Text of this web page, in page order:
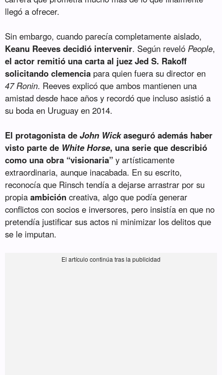
llegó a ofrecer.
Sin embargo, cuando parecía completamente aislado,
Keanu Reeves decidió intervenir. Según revelóPeople,
el actor remitió una carta al juez Jed S. Rakoff
solicitando clemencia para quien fuera su director en
47 Ronin. Reeves explicó que ambos mantienen una
amistad desde hace años y recordó que incluso asistió a
su boda en Uruguay en 2014.
El protagonista deJohn Wickaseguró además haber
visto parte de White Horse, una serie que describió
como una obra “visionaria” y artísticamente
extraordinaria, aunque inacabada. En su escrito,
reconocía que Rinsch tendía a dejarse arrastrar por su
propiaambición creativa, algo que podía generar
conflictos con socios e inversores, pero insistía en que no
pretendía justificar sus actos ni minimizar los delitos que
se le imputan.